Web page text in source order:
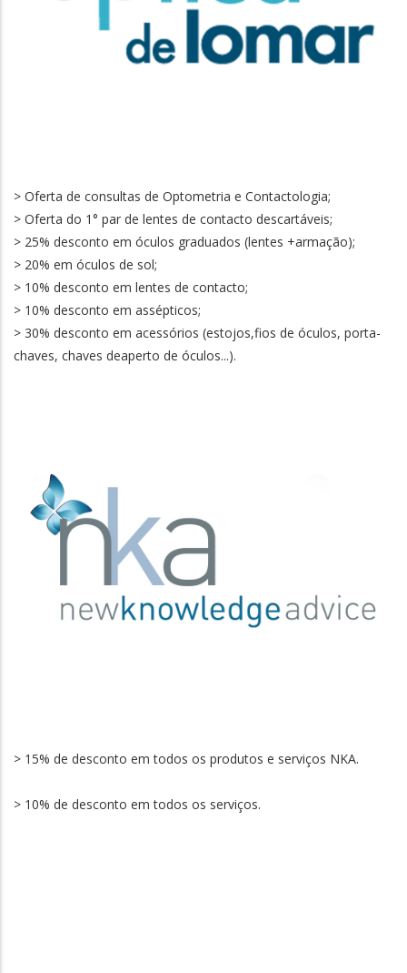
> Oferta de consultas de Optometria e Contactologia;
> Oferta do 1° par de lentes de contacto descartáveis;
> 25% desconto em óculos graduados (lentes +armação);
> 20% em óculos de sol;
> 10% desconto em lentes de contacto;
> 10% desconto em assépticos;
> 30% desconto em acessórios (estojos,fios de óculos, porta-
chaves, chaves deaperto de óculos...).
> 15% de desconto em todos os produtos e serviços NKA.
> 10% de desconto em todos os serviços.